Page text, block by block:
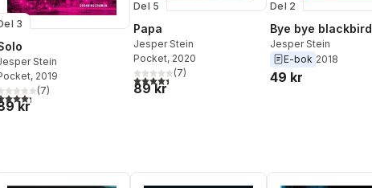
3
Stein
, 2019
utav 5 stjärnor. Totalt antal röster:
(7)
kr
Del 5
Papa
Jesper Stein
Pocket, 2020
4,4utav 5 stjärnor. Totalt antal röster:
(7)
89 kr
Del 2
Bye bye blackbird
Jesper Stein
E-bok 2018
49 kr